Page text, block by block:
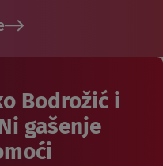
Bodrožić i
gašenje